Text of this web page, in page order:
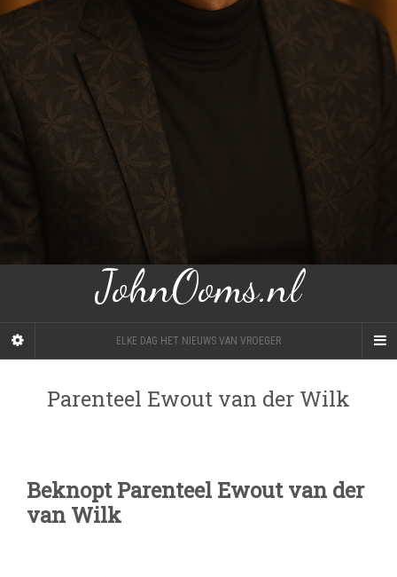
JohnOoms.nl
ELKE DAG HET NIEUWS VAN VROEGER
Parenteel Ewout van der Wilk
Beknopt Parenteel Ewout van der
van Wilk